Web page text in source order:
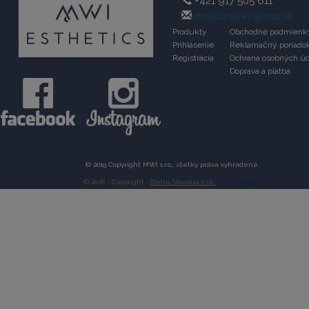
objednavky@mwi.sk
Produkty
Prihlásenie
Registrácia
Obchodné
Reklamačný
Ochrana osobných
Doprava a platba
© 2019 Copyright MWI s.r.o., všetky práva vyhradené
© 2026 - Copyright : Bonus Slovakia s.r.o. sid - , w:496